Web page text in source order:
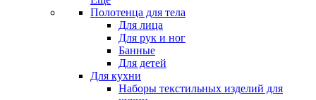
Полотенца для тела
Для лица
Для рук и ног
Банные
Для детей
Для кухни
Наборы текстильных изделий для